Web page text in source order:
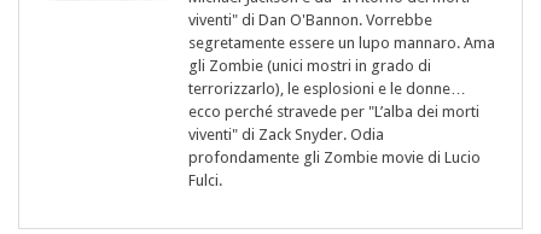
viventi" di Dan O'Bannon. Vorrebbe
segretamente essere un lupo mannaro. Ama
gli Zombie (unici mostri in grado di
terrorizzarlo), le esplosioni e le donne…
ecco perché stravede per "L’alba dei morti
viventi" di Zack Snyder. Odia
profondamente gli Zombie movie di Lucio
Fulci.